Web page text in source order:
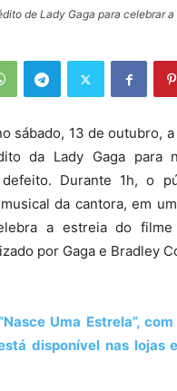
de Lady Gaga para celebrar
sábado, 13 de outubro,
da Lady Gaga para
Durante 1h, o
da cantora, em
a estreia do filme
por Gaga e Bradley
Uma Estrela”,
disponível nas lojas